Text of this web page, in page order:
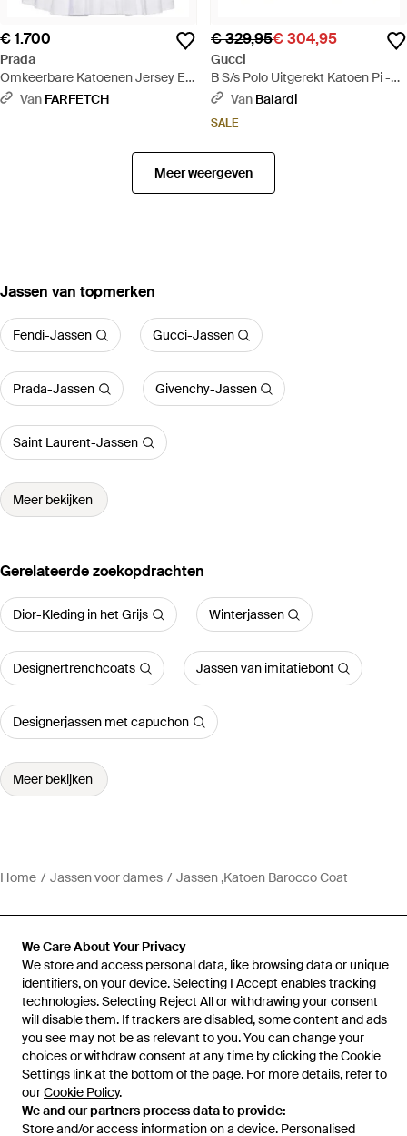
We Care About Your Privacy
We store and access personal data, like browsing data or unique
identifiers, on your device. Selecting I Accept enables tracking
technologies. Selecting Reject All or withdrawing your consent
will disable them. If trackers are disabled, some content and ads
you see may not be as relevant to you. You can change your
choices or withdraw consent at any time by clicking the Cookie
Settings link at the bottom of the page. For more details, refer to
ourCookie Policy.
We and our partners process data to provide:
Store and/or access information on a device. Personalised
€ 1.700
Prada
Omkeerbare Katoenen Jersey En
Re-Nylon Rok - Wit
Van FARFETCH
€ 329,95€ 304,95
Gucci
B S/s Polo Uitgerekt Katoen Pi -
Wit Van Balardi
SALE
Meer weergeven
‪Jassen‬ van topmerken
Fendi-Jassen Gucci-Jassen
Prada-Jassen Givenchy-Jassen
Saint Laurent-Jassen
Meer bekijken
Gerelateerde zoekopdrachten
Dior-Kleding in het Grijs Winterjassen
Designertrenchcoats Jassen van imitatiebont
Designerjassen met capuchon
Meer bekijken
Home Jassen voor dames Jassen ,Katoen Barocco Coat
Hulp en informatie